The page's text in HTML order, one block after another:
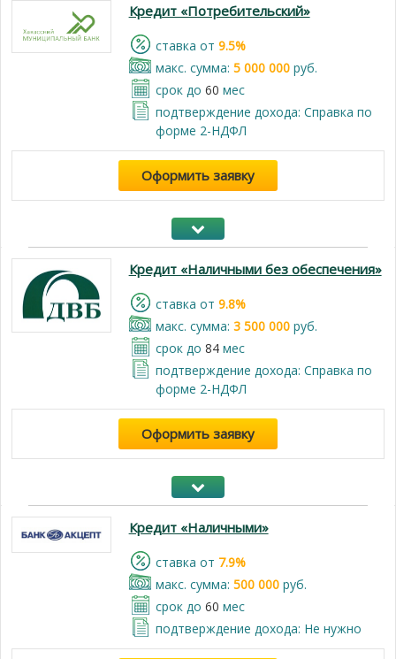
Кредит «Потребительский»
cтавка от 9.5%
макс. сумма: 5 000 000руб.
срок до 60 мес
подтверждение дохода: Справка по
форме 2-НДФЛ
Оформить заявку
Кредит «Наличными без обеспечения»
cтавка от 9.8%
макс. сумма: 3 500 000руб.
срок до 84мес
подтверждение дохода: Справка по
форме 2-НДФЛ
Оформить заявку
Кредит «Наличными»
cтавка от 7.9%
макс. сумма: 500 000руб.
срок до 60 мес
подтверждение дохода: Не нужно